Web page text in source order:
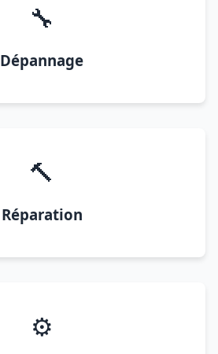
🔧
Dépannage
🔨
Réparation
⚙️